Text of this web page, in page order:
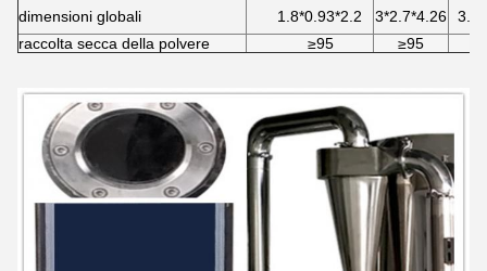
dimensioni globali 1.8*0.93*2.2 3*2.7*4.26
raccolta secca della polvere
≥95 ≥95